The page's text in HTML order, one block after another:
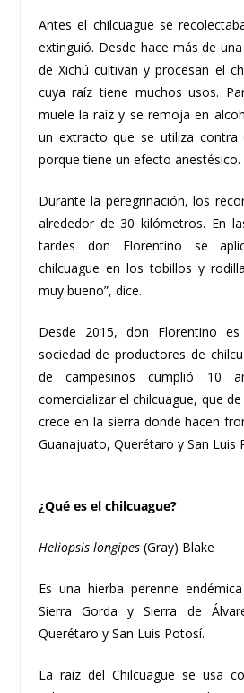
Antes el chilcuague se
extinguió. Desde hace más de
de Xichú cultivan y procesan el
cuya raíz tiene muchos usos.
muele la raíz y se remoja en
un extracto que se utiliza contra
porque tiene un efecto anestésico.
Durante la peregrinación, los
alrededor de 30 kilómetros. En
tardes don Florentino se
chilcuague en los tobillos y
muy bueno”, dice.
Desde 2015, don Florentino
sociedad de productores de
de campesinos cumplió 10
comercializar el chilcuague, que
crece en la sierra donde hacen
Guanajuato, Querétaro y San Luis
¿Qué es el chilcuague?
Heliopsis longipes(Gray) Blake
Es una hierba perenne
Sierra Gorda y Sierra de
Querétaro y San Luis Potosí.
La raíz del Chilcuague se usa